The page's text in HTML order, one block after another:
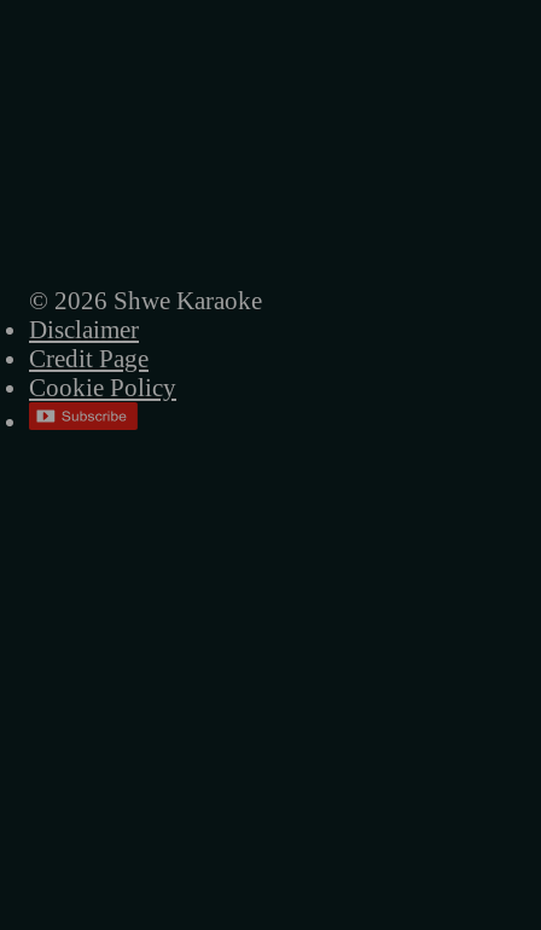
© 2026 Shwe Karaoke
Disclaimer
Credit Page
Cookie Policy